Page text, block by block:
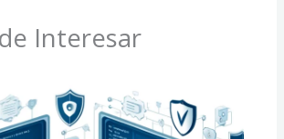
Interesar